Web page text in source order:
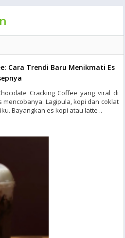
Cara Trendi Baru Menikmati Es
Cracking Coffee yang viral di
mencobanya. Lagipula, kopi dan coklat
Bayangkan es kopi atau latte ..